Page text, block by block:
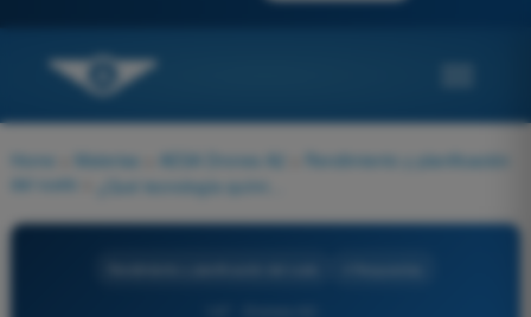
Home Materias AESA Drones A2
Rendimiento y planificación
del vuelo